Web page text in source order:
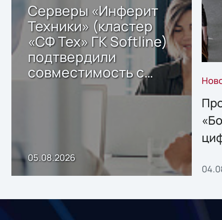
Серверы «Инферит
Техники» (кластер
«СФ Тех» ГК Softline)
подтвердили
совместимость с
решением Sharx
05.08.2026